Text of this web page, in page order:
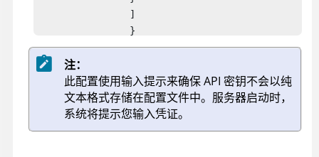
                ]
                }
注：
此配置使用输入提示来确保 API 密钥不会以纯
文本格式存储在配置文件中。服务器启动时，
系统将提示您输入凭证。